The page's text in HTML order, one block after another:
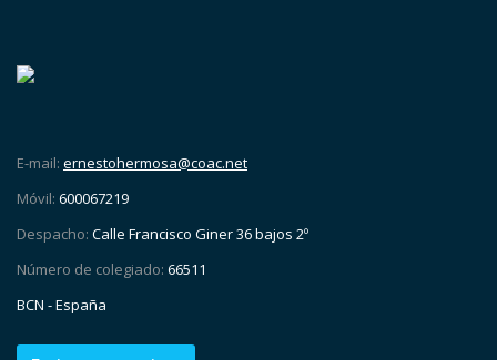
E-mail: ernestohermosa@coac.net
Móvil: 600067219
Despacho: Calle Francisco Giner 36 bajos 2º
Número de colegiado: 66511
BCN - España